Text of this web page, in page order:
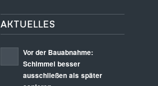
AKTUELLES
Vor der Bauabnahme:
Schimmel besser
ausschließen als später